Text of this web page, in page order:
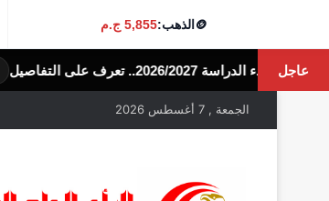
🪙الذهب:5,855 ج.م
عاجل الرأى العام المصرى
الجمعة , 7 أغسطس 2026